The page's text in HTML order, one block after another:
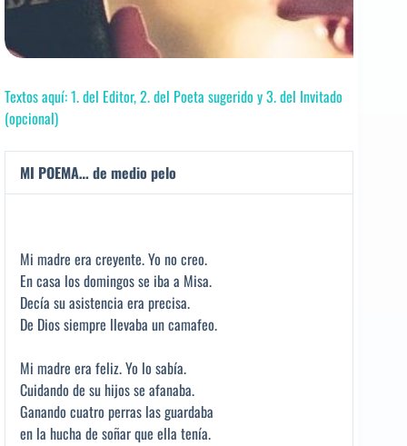
Textos aquí: 1. del Editor, 2. del Poeta sugerido y 3. del Invitado
(opcional)
MI POEMA… de medio pelo
Mi madre era creyente. Yo no creo.
En casa los domingos se iba a Misa.
Decía su asistencia era precisa.
De Dios siempre llevaba un camafeo.
Mi madre era feliz. Yo lo sabía.
Cuidando de su hijos se afanaba.
Ganando cuatro perras las guardaba
en la hucha de soñar que ella tenía.